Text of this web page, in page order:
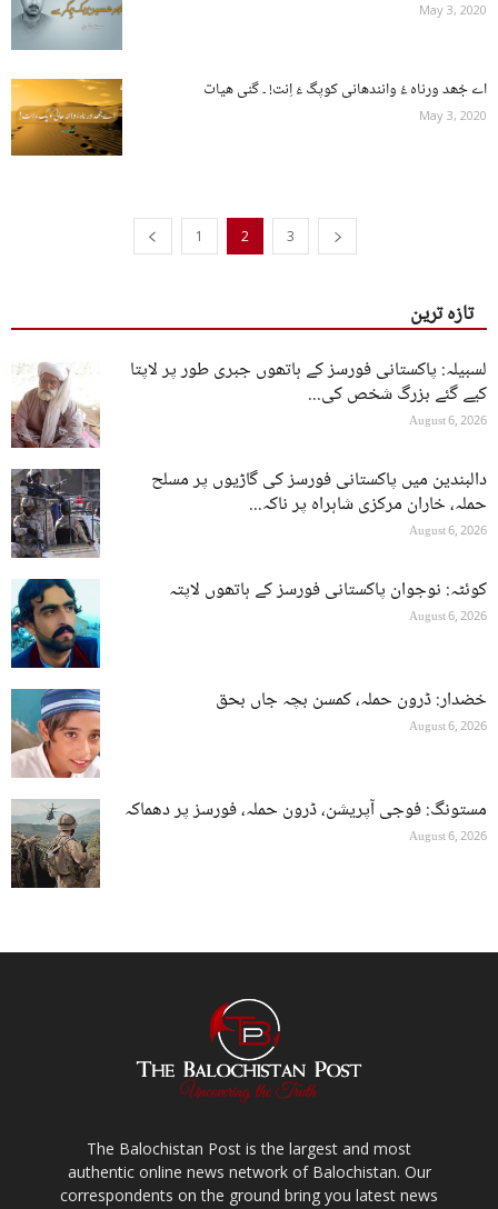
May 3, 2020
اے جُھد ورناہ ءُ وانندھانی کوپگ ءَ اِنت! ۔ گنی ھیات
May 3, 2020
1 2 3
تازہ ترین
لسبیلہ: پاکستانی فورسز کے ہاتھوں جبری طور پر لاپتا
کیے گئے بزرگ شخص کی...
August 6, 2026
دالبندین میں پاکستانی فورسز کی گاڑیوں پر مسلح
حملہ، خاران مرکزی شاہراہ پر ناکہ...
August 6, 2026
کوئٹہ: نوجوان پاکستانی فورسز کے ہاتھوں لاپتہ
August 6, 2026
خضدار: ڈرون حملہ، کمسن بچہ جاں بحق
August 6, 2026
مستونگ: فوجی آپریشن، ڈرون حملہ، فورسز پر دھماکہ
August 6, 2026
The Balochistan Post is the largest and most
authentic online news network of Balochistan. Our
correspondents on the ground bring you latest news